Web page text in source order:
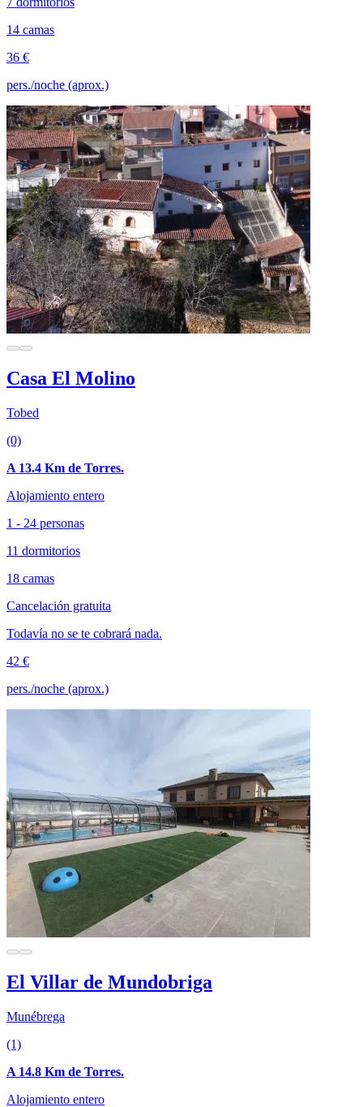
14 camas
36 €
pers./noche (aprox.)
Casa El Molino
Tobed
(0)
A 13.4 Km de Torres.
Alojamiento entero
1 - 24 personas
11 dormitorios
18 camas
Cancelación gratuita
Todavía no se te cobrará nada.
42 €
pers./noche (aprox.)
El Villar de Mundobriga
Munébrega
(1)
A 14.8 Km de Torres.
Alojamiento entero